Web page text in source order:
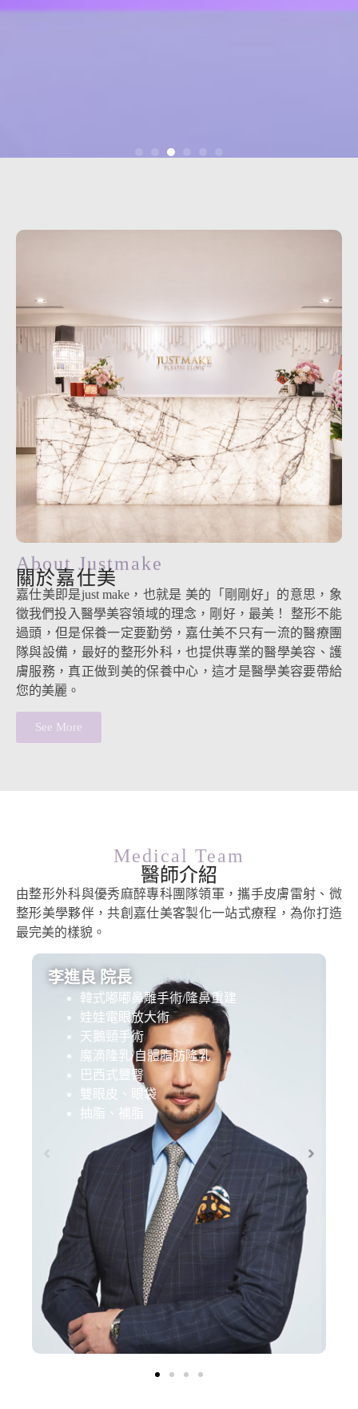
About Justmake
關於嘉仕美
嘉仕美即是just make，也就是 美的「剛剛好」的意思，象
徵我們投入醫學美容領域的理念，剛好，最美！ 整形不能
過頭，但是保養一定要勤勞，嘉仕美不只有一流的醫療團
隊與設備，最好的整形外科，也提供專業的醫學美容、護
膚服務，真正做到美的保養中心，這才是醫學美容要帶給
您的美麗。
See More
Medical Team
醫師介紹
由整形外科與優秀麻醉專科團隊領軍，攜手皮膚雷射、微
整形美學夥伴，共創嘉仕美客製化一站式療程，為你打造
最完美的樣貌。
李進良 院長
韓式嘟嘟鼻雕手術/隆鼻重建
娃娃電眼放大術
天鵝頸手術
魔滴隆乳/自體脂肪隆乳
巴西式豐臀
雙眼皮、眼袋
抽脂、補脂